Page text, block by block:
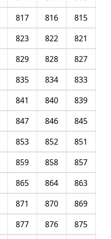
815
816
817
821
822
823
827
828
829
833
834
835
839
840
841
845
846
847
851
852
853
857
858
859
863
864
865
869
870
871
875
876
877